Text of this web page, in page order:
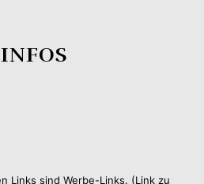
Links sind Werbe-Links. (Link zu